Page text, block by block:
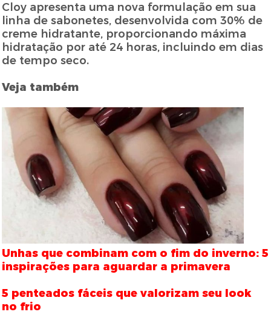
Cloy apresenta uma nova formulação em sua
linha de sabonetes, desenvolvida com 30% de
creme hidratante, proporcionando máxima
hidratação por até 24 horas, incluindo em dias
de tempo seco.
Veja também
Unhas que combinam com o fim do inverno: 5
inspirações para aguardar a primavera
5 penteados fáceis que valorizam seu look
no frio